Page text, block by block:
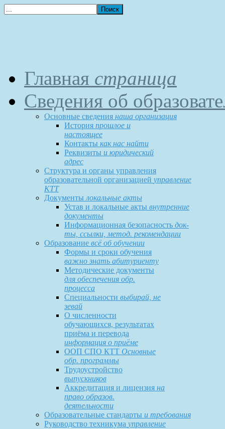
Главная страница
Сведения об
Основные сведения наша организация
История прошлое и
настоящее
Контакты как нас найти
Реквизиты и юридический
адрес
Структура и органы управления
образовательной организацией управление
КТТ
Документы локальные акты
Устав и локальные акты внутренние
документы
Информационная безопасность док-
ты, ссылки, метод. рекомендации
Образование всё об обучении
Формы и сроки обучения
важно знать абитуриенту
Методические документы
для обеспечения обр.
процесса
Специальности выбирай, не
зевай
О численности
обучающихся, результатах
приёма и перевода
информация о приёме
ООП СПО КТТ Основные
обр. программы
Трудоустройство
выпускников
Аккредитация и лицензия на
право образов.
деятельности
Образовательные стандарты и требования
Руководство техникума управление